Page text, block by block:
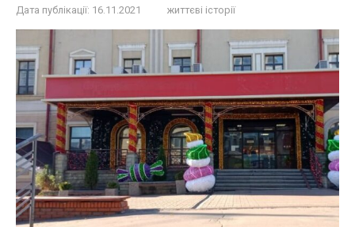
Дата публікації: 16.11.2021 життєві історії